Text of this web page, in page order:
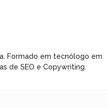
Formado em tecnólogo em
de SEO e Copywriting.